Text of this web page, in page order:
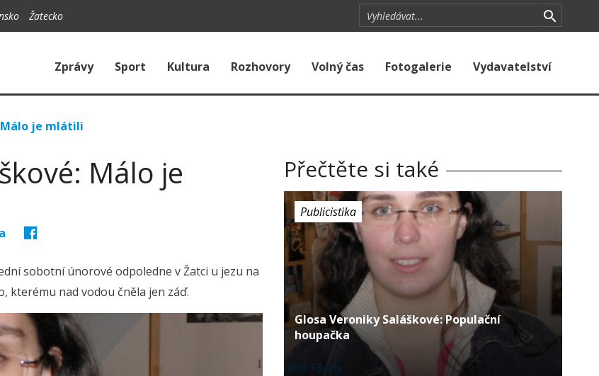
Žatecko
Zprávy Sport Kultura Rozhovory Volný čas Fotogalerie Vydavatelství
Málo je mlátili
Málo je
sobotní únorové odpoledne v Žatci u jezu na
kterému nad vodou čněla jen záď.
Přečtěte si také
Publicistika
Glosa Veroniky Saláškové: Populační
houpačka
před 15 lety